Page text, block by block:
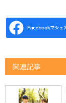
関連記事